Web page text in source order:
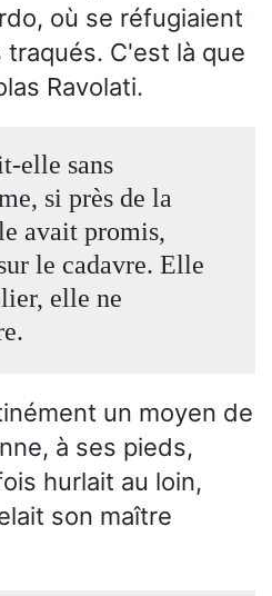
où se réfugiaient
C'est là que
Ravolati.
elle sans
si près de la
avait promis,
le cadavre. Elle
elle ne
un moyen de
à ses pieds,
hurlait au loin,
son maître